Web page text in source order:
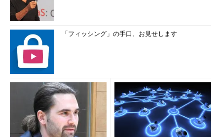
「フィッシング」の手口、お見せします